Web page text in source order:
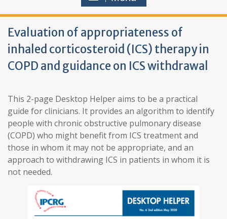
Evaluation of appropriateness of
inhaled corticosteroid (ICS) therapy in
COPD and guidance on ICS withdrawal
This 2-page Desktop Helper aims to be a practical
guide for clinicians. It provides an algorithm to identify
people with chronic obstructive pulmonary disease
(COPD) who might benefit from ICS treatment and
those in whom it may not be appropriate, and an
approach to withdrawing ICS in patients in whom it is
not needed.